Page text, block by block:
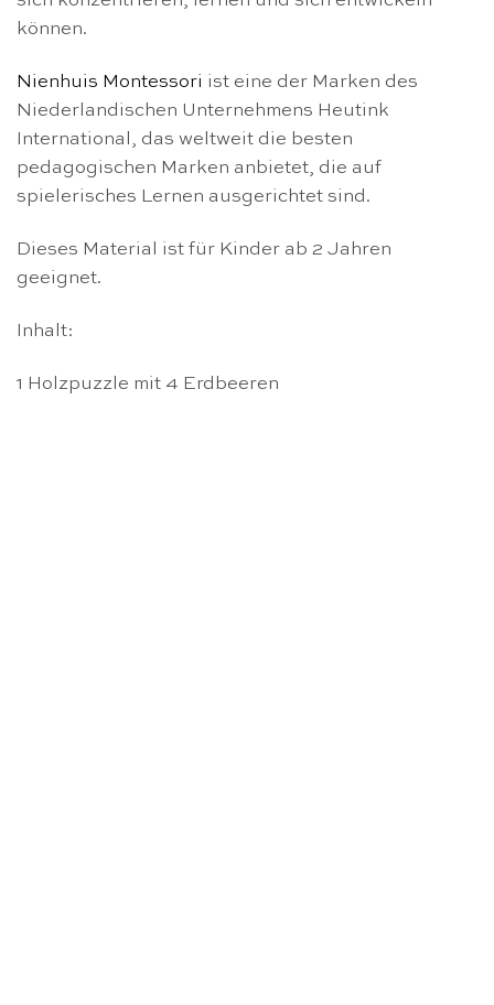
können.
Nienhuis Montessori ist eine der Marken des
Niederlandischen Unternehmens Heutink
International, das weltweit die besten
pedagogischen Marken anbietet, die auf
spielerisches Lernen ausgerichtet sind.
Dieses Material ist für Kinder ab 2 Jahren
geeignet.
Inhalt:
1 Holzpuzzle mit 4 Erdbeeren